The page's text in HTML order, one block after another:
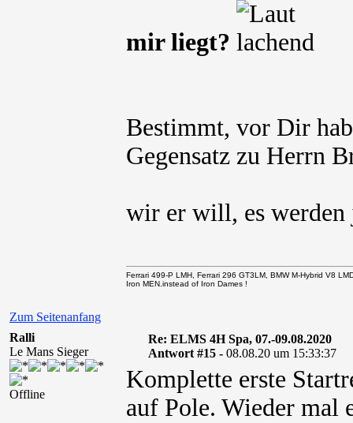
mir liegt?
Bestimmt, vor Dir
Gegensatz zu Herrn
wir er will, es
Zum Seitenanfang
Ferrari 499-P LMH, Ferrari 296 GT3LM, BMW M-Hybrid V8
Iron MEN.instead of Iron Dames !
Ralli
Le Mans Sieger
Offline
Re: ELMS 4H Spa, 07.-09.08.2020
Antwort #15 - 08.08.20 um 15:33:37
Komplette erste
auf Pole. Wieder mal